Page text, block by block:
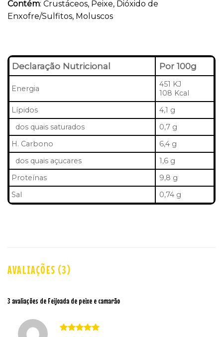
Contém: Crustáceos, Peixe, Dióxido de
Enxofre/Sulfitos, Moluscos
Declaração Nutricional Por 100g
Energia
451 KJ
108 Kcal
Lípidos
4,1 g
dos quais saturados
0,7 g
H. Carbono
6,4 g
dos quais açucares
1,6 g
Proteínas
9,8 g
Sal
0,74 g
AVALIAÇÕES (3)
3 avaliações de Feijoada de peixe e camarão